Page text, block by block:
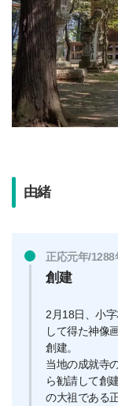
由緒
正応元年/1288
創建
2月18日、小
して得た神像
創建。
当地の成就寺
ら勧請して創
の大祖である正